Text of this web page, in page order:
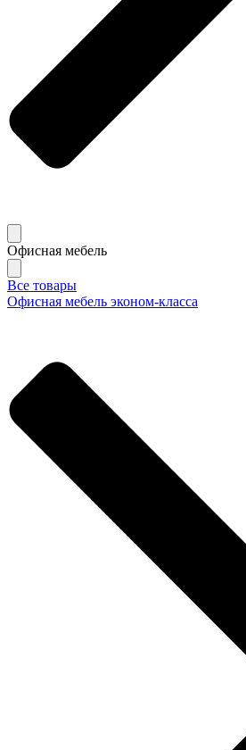
Офисная мебель
Все товары
Офисная мебель эконом-класса